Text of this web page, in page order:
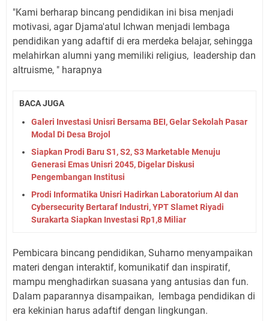
"Kami berharap bincang pendidikan ini bisa menjadi
motivasi, agar Djama'atul Ichwan menjadi lembaga
pendidikan yang adaftif di era merdeka belajar, sehingga
melahirkan alumni yang memiliki religius,
leadership dan
altruisme, " harapnya
BACA JUGA
Galeri Investasi Unisri Bersama BEI, Gelar Sekolah Pasar
Modal Di Desa Brojol
Siapkan Prodi Baru S1, S2, S3 Marketable Menuju
Generasi Emas Unisri 2045, Digelar Diskusi
Pengembangan Institusi
Prodi Informatika Unisri Hadirkan Laboratorium AI dan
Cybersecurity Bertaraf Industri, YPT Slamet Riyadi
Surakarta Siapkan Investasi Rp1,8 Miliar
Pembicara bincang pendidikan, Suharno menyampaikan
materi dengan interaktif, komunikatif dan inspiratif,
mampu menghadirkan suasana yang antusias dan fun.
Dalam paparannya disampaikan, lembaga pendidikan di
era kekinian harus adaftif dengan lingkungan.